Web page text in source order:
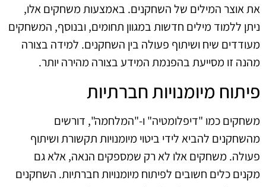
את אוצר המילים של השחקנים. באמצעות משחקים אלו,
ניתן ללמוד מילים חדשות במגוון תחומים, ובנוסף, המשחקים
מעודדים שיח ושיתוף פעולה בין השחקנים. למידה בצורה
מהנה זו מסייעת בהפנמת המידע בצורה מהירה יותר.
פיתוח מיומנויות חברתיות
משחקים כמו "דיפלומטיה" ו-"המלחמה", דורשים
מהשחקנים להביא לידי ביטוי מיומנויות תקשורת ושיתוף
פעולה. משחקים אלו לא רק שמספקים הנאה, אלא גם
מקנים כלים חשובים לפיתוח מיומנויות חברתיות. השחקנים